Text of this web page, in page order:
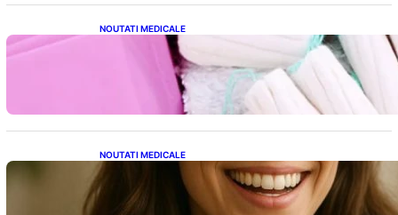
NOUTATI MEDICALE
Tampoanele menstruale: O analiză profundă
a riscurilor legate de metale toxice
NOUTATI MEDICALE
Ceaiul – Băutura care protejează inima:
Descoperiri recente despre beneficiile
consumului zilnic